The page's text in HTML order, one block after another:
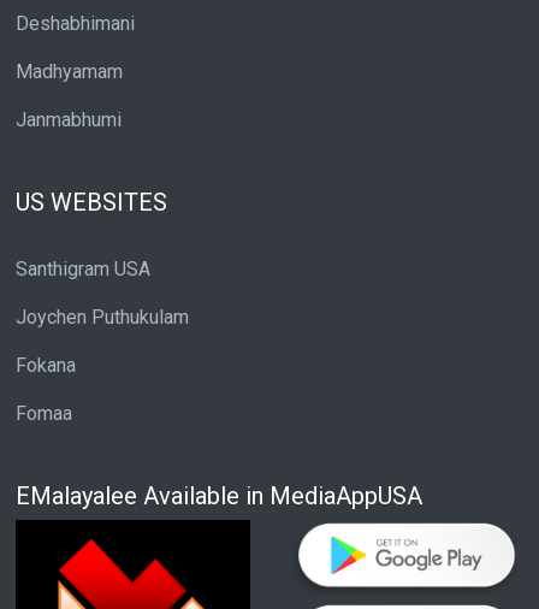
Deshabhimani
Madhyamam
Janmabhumi
US WEBSITES
Santhigram USA
Joychen Puthukulam
Fokana
Fomaa
EMalayalee Available in MediaAppUSA